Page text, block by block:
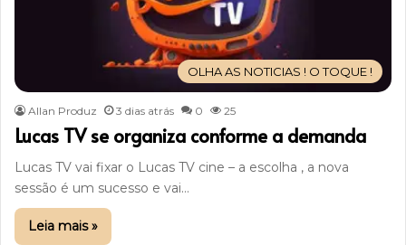
OLHA AS NOTICIAS ! O TOQUE !
Allan Produz 3 dias atrás 0 25
Lucas TV se organiza conforme a demanda
Lucas TV vai fixar o Lucas TV cine – a escolha , a nova
sessão é um sucesso e vai…
Leia mais »